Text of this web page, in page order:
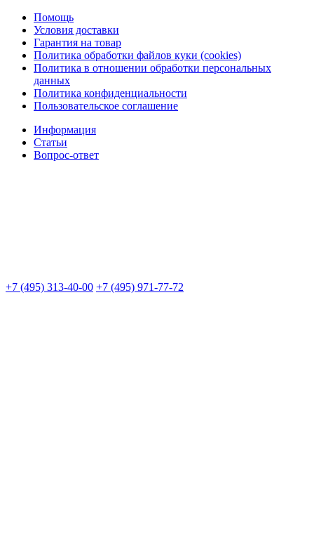
Помощь
Условия доставки
Гарантия на товар
Политика обработки файлов куки (cookies)
Политика в отношении обработки персональных
данных
Политика конфиденциальности
Пользовательское соглашение
Информация
Статьи
Вопрос-ответ
+7 (495) 313-40-00 +7 (495) 971-77-72